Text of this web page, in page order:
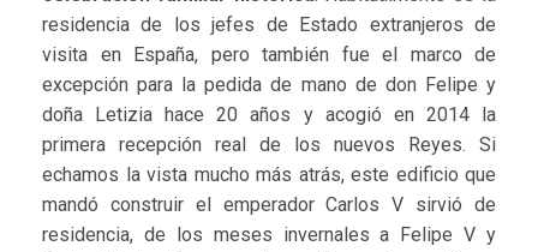
residencia de los jefes de Estado extranjeros de
visita en España, pero también fue el marco de
excepción para la pedida de mano de don Felipe y
doña Letizia hace 20 años y acogió en 2014 la
primera recepción real de los nuevos Reyes. Si
echamos la vista mucho más atrás, este edificio que
mandó construir el emperador Carlos V sirvió de
residencia, de los meses invernales a Felipe V y